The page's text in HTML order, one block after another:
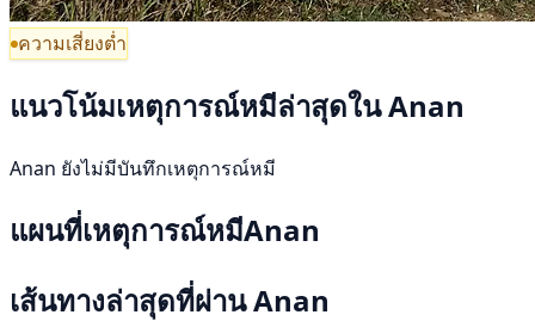
ความเสี่ยงต่ำ
แนวโน้มเหตุการณ์หมีล่าสุดใน Anan
Anan ยังไม่มีบันทึกเหตุการณ์หมี
แผนที่เหตุการณ์หมีAnan
เส้นทางล่าสุดที่ผ่าน Anan